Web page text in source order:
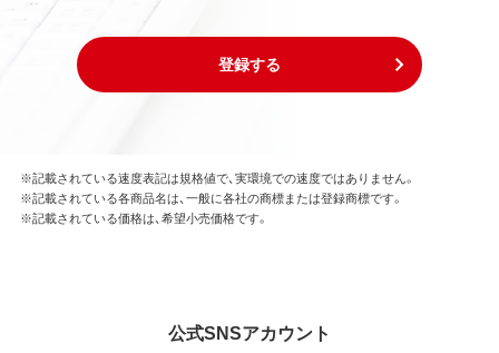
登録する
※記載されている速度表記は規格値で、実環境での速度ではありません。
※記載されている各商品名は、一般に各社の商標または登録商標です。
※記載されている価格は、希望小売価格です。
公式SNSアカウント